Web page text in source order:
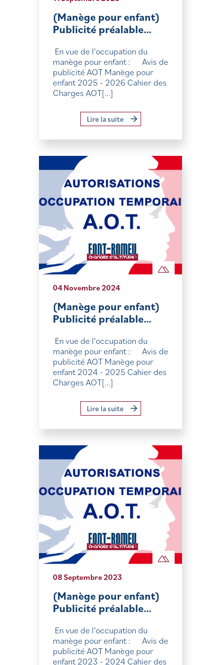
(Manège pour enfant)
Publicité préalable…
En vue de l’occupation du
manège pour enfant : Avis de
publicité AOT Manège pour
enfant 2025 - 2026 Cahier des
Charges AOT[...]
Lire la suite
04 Novembre 2024
(Manège pour enfant)
Publicité préalable…
En vue de l’occupation du
manège pour enfant : Avis de
publicité AOT Manège pour
enfant 2024 - 2025 Cahier des
Charges AOT[...]
Lire la suite
08 Septembre 2023
(Manège pour enfant)
Publicité préalable…
En vue de l’occupation du
manège pour enfant : Avis de
publicité AOT Manège pour
enfant 2023 - 2024 Cahier des